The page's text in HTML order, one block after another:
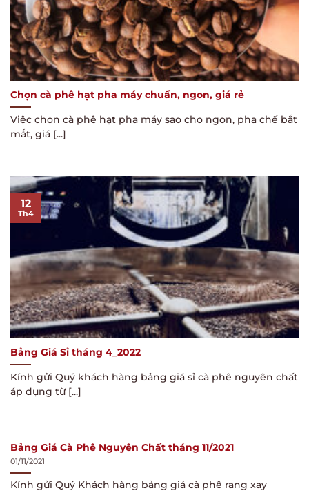
Chọn cà phê hạt pha máy chuẩn, ngon, giá rẻ
Việc chọn cà phê hạt pha máy sao cho ngon, pha chế bắt
mắt, giá [...]
Bảng Giá Sỉ tháng 4_2022
Kính gửi Quý khách hàng bảng giá sỉ cà phê nguyên chất
áp dụng từ [...]
12
Th4
Bảng Giá Cà Phê Nguyên Chất tháng 11/2021
01/11/2021
Kính gửi Quý Khách hàng bảng giá cà phê rang xay